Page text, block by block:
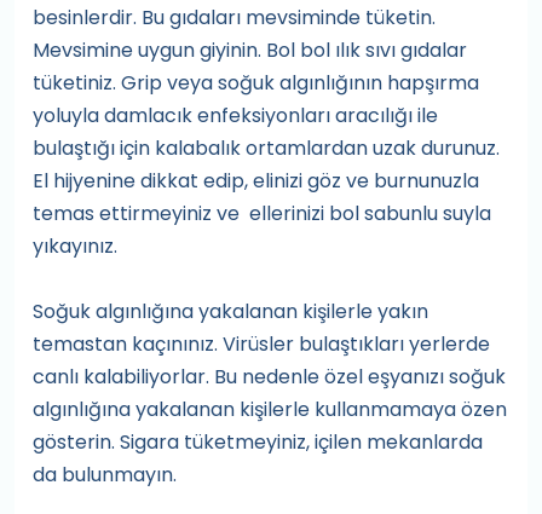
besinlerdir. Bu gıdaları mevsiminde tüketin.
Mevsimine uygun giyinin. Bol bol ılık sıvı gıdalar
tüketiniz. Grip veya soğuk algınlığının hapşırma
yoluyla damlacık enfeksiyonları aracılığı ile
bulaştığı için kalabalık ortamlardan uzak durunuz.
El hijyenine dikkat edip, elinizi göz ve burnunuzla
temas ettirmeyiniz ve ellerinizi bol sabunlu suyla
yıkayınız.
Soğuk algınlığına yakalanan kişilerle yakın
temastan kaçınınız. Virüsler bulaştıkları yerlerde
canlı kalabiliyorlar. Bu nedenle özel eşyanızı soğuk
algınlığına yakalanan kişilerle kullanmamaya özen
gösterin. Sigara tüketmeyiniz, içilen mekanlarda
da bulunmayın.